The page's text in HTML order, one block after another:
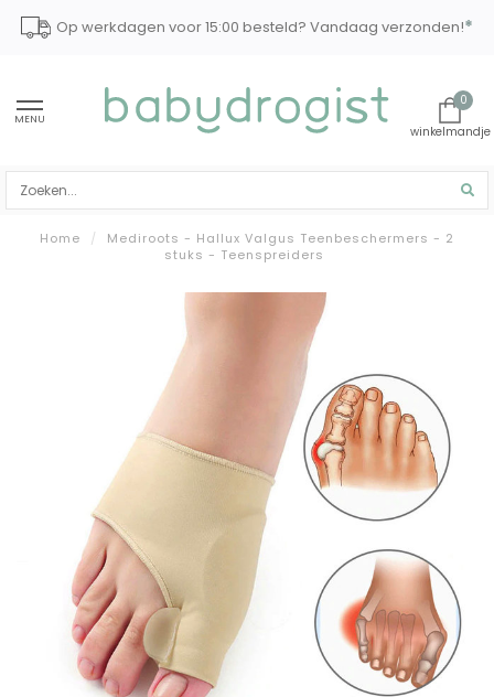
Op werkdagen voor 15:00 besteld? Vandaag verzonden!*
MENU
0
Home /
Mediroots - Hallux Valgus Teenbeschermers - 2
stuks - Teenspreiders